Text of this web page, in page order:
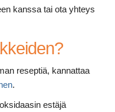
kanssa tai ota yhteys
reseptiä, kannattaa
.
estäjä